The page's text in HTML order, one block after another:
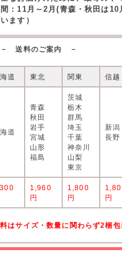
：11月～2月(青森・秋田は
ます）
送料のご案内 －
道 東北 関東 信越
道
青森
秋田
岩手
宮城
山形
福島
茨城
栃木
群馬
埼玉
千葉
神奈川
山梨
東京
新潟
長野
1,960
円
1,800
円
円
はサイズ・数量に関わらず2梱